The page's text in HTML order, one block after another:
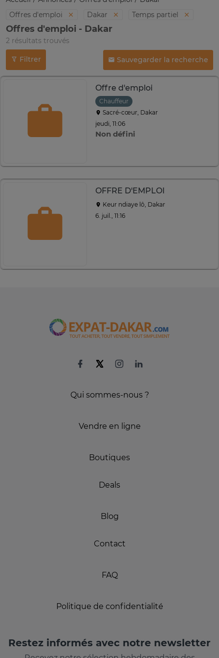
Offres d'emploi
Dakar Temps partiel
Offres d'emploi - Dakar
2 résultats trouvés
Filtrer Sauvegarder la recherche
Offre d'emploi
Chauffeur
Sacré-cœur, Dakar
jeudi, 11:06
Non défini
OFFRE D'EMPLOI
Keur ndiaye lô, Dakar
6. juil., 11:16
Qui sommes-nous ?
Vendre en ligne
Boutiques
Deals
Blog
Contact
FAQ
Politique de confidentialité
Restez informés avec notre newsletter